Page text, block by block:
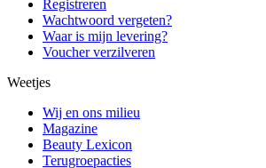
Registreren
Wachtwoord vergeten?
Waar is mijn levering?
Voucher verzilveren
Weetjes
Wij en ons milieu
Magazine
Beauty Lexicon
Terugroepacties